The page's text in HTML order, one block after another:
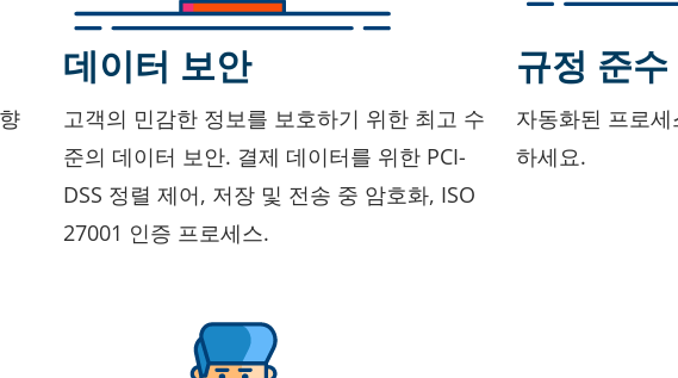
데이터 보안
고객의 민감한 정보를 보호하기 위한 최고 수
준의 데이터 보안. 결제 데이터를 위한 PCI-
DSS 정렬 제어, 저장 및 전송 중 암호화, ISO
27001 인증 프로세스.
규정 준수
자동화된 프로
하세요.